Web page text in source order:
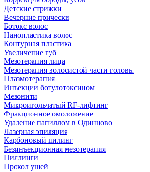
Детские стрижки
Вечерние прически
Ботокс волос
Нанопластика волос
Контурная пластика
Увеличение губ
Мезотерапия лица
Мезотерапия волосистой части головы
Плазмотерапия
Инъекции ботулотоксином
Мезонити
Микроигольчатый RF-лифтинг
Фракционное омоложение
Удаление папиллом в Одинцово
Лазерная эпиляция
Карбоновый пилинг
Безинъекционная мезотерапия
Пиллинги
Прокол ушей